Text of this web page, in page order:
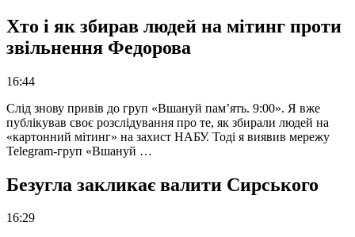
Хто і як збирав людей на мітинг проти
звільнення Федорова
16:44
Слід знову привів до груп «Вшануй пам’ять. 9:00». Я вже
публікував своє розслідування про те, як збирали людей на
«картонний мітинг» на захист НАБУ. Тоді я виявив мережу
Telegram-груп «Вшануй …
Безугла закликає валити Сирського
16:29